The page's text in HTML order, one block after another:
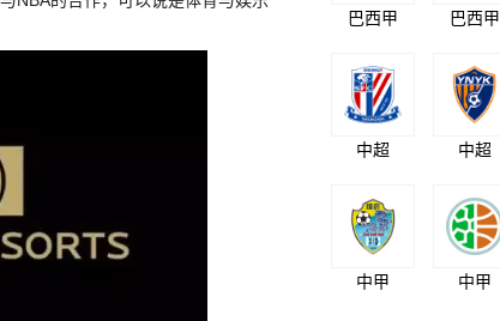
巴西甲 巴西甲
中超 中超
中甲 中甲